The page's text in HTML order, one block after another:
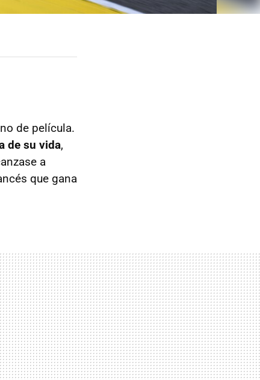
de película.
de su vida,
a
que gana